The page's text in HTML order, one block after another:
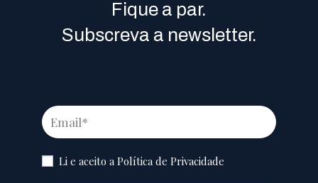
Fique a par.
Subscreva a newsletter.
Li e aceito aPolítica de Privacidade